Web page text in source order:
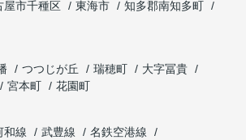
屋市千種区 東海市
知多郡南知多町
つつじが丘 瑞穂町
大字冨貴
宮本町
花園町
和線 武豊線
名鉄空港線